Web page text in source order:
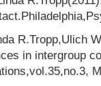
R.Tropp,Ulich
in intergroup